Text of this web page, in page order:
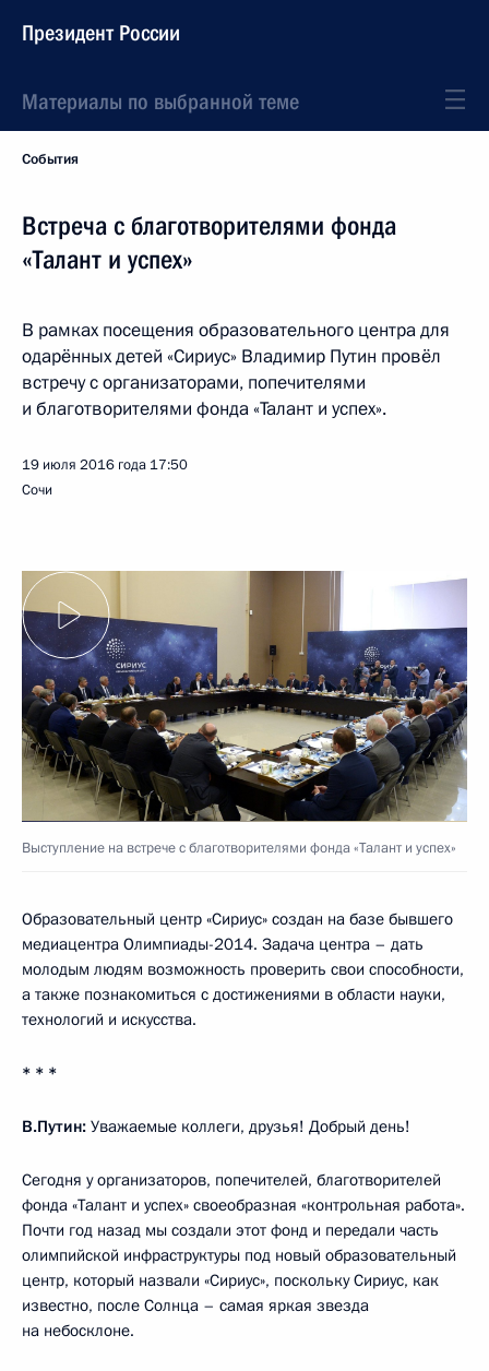
Президент России
Материалы по выбранной теме
События
Встреча с благотворителями фонда
«Талант и успех»
В рамках посещения образовательного центра для
одарённых детей «Сириус» Владимир Путин провёл
встречу с организаторами, попечителями
и благотворителями фонда «Талант и успех».
19 июля 2016 года 17:50
Сочи
Выступление на встрече с благотворителями фонда «Талант и успех»
Образовательный центр «Сириус» создан на базе бывшего
медиацентра Олимпиады-2014. Задача центра – дать
молодым людям возможность проверить свои способности,
а также познакомиться с достижениями в области науки,
технологий и искусства.
* * *
В.Путин: Уважаемые коллеги, друзья! Добрый день!
Сегодня у организаторов, попечителей, благотворителей
фонда «Талант и успех» своеобразная «контрольная работа».
Почти год назад мы создали этот фонд и передали часть
олимпийской инфраструктуры под новый образовательный
центр, который назвали «Сириус», поскольку Сириус, как
известно, после Солнца – самая яркая звезда
на небосклоне.